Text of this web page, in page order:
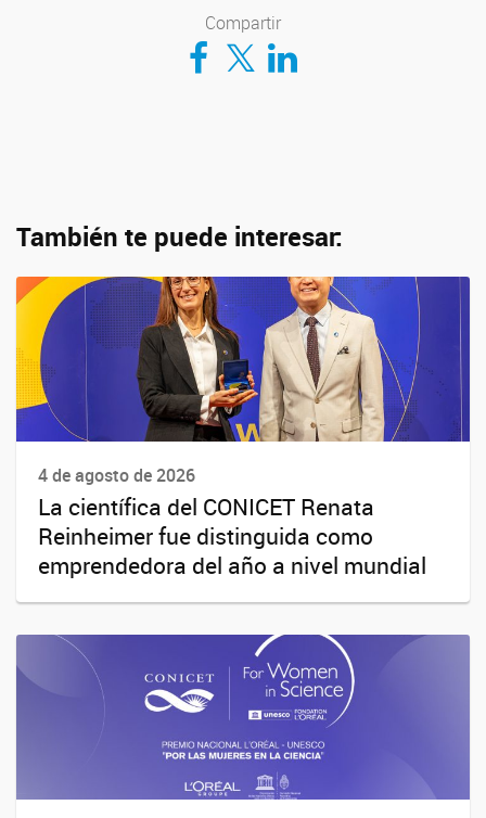
Compartir
Compartir en Facebook
Compartir en TwitterCompartir en LinkedIn
También te puede interesar:
4 de agosto de 2026
La científica del CONICET Renata
Reinheimer fue distinguida como
emprendedora del año a nivel mundial